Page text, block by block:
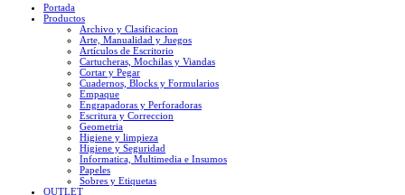
Portada
Productos
Archivo y Clasificacion
Arte, Manualidad y Juegos
Artículos de Escritorio
Cartucheras, Mochilas y Viandas
Cortar y Pegar
Cuadernos, Blocks y Formularios
Empaque
Engrapadoras y Perforadoras
Escritura y Correccion
Geometria
Higiene y limpieza
Higiene y Seguridad
Informatica, Multimedia e Insumos
Papeles
Sobres y Etiquetas
OUTLET